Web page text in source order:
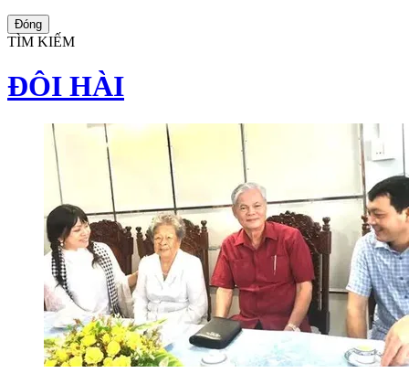
Đóng
TÌM KIẾM
ĐÔI HÀI